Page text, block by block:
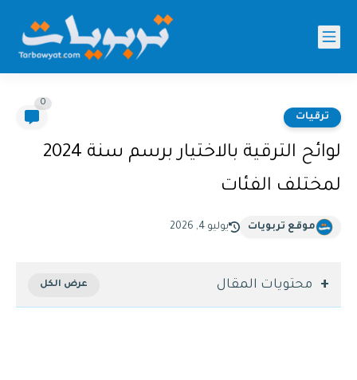
ترقيات
0
لوائح الترقية بالاختيار برسم سنة 2024
لمختلف الفئات
موقع تربويات يوليو 4, 2026
محتويات المقال